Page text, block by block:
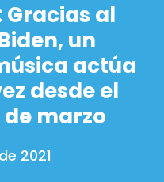
al
un
actúa
desde el
marzo
2021